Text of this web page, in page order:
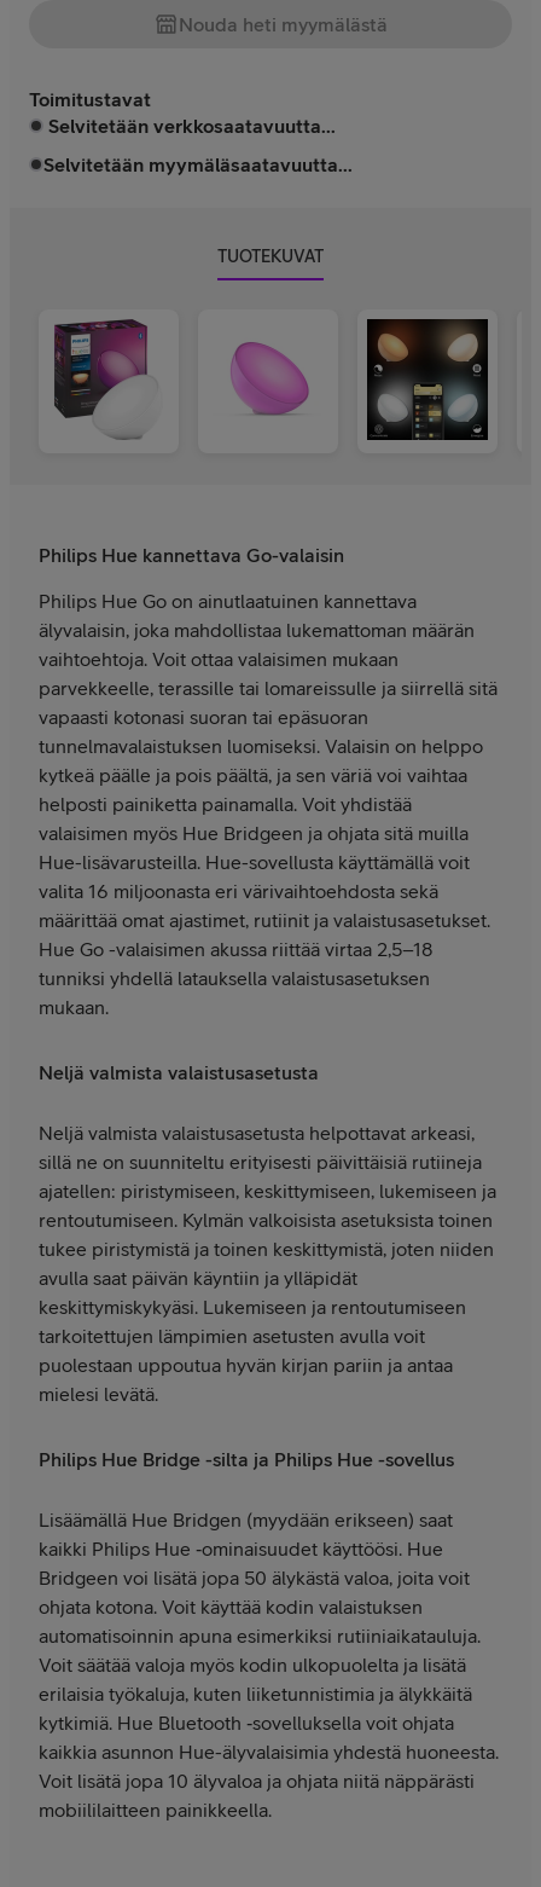
Nouda heti myymälästä
Toimitustavat
Selvitetään verkkosaatavuutta...
Selvitetään myymäläsaatavuutta...
TUOTEKUVAT
Philips Hue kannettava Go-valaisin
Philips Hue Go on ainutlaatuinen kannettava
älyvalaisin, joka mahdollistaa lukemattoman määrän
vaihtoehtoja. Voit ottaa valaisimen mukaan
parvekkeelle, terassille tai lomareissulle ja siirrellä sitä
vapaasti kotonasi suoran tai epäsuoran
tunnelmavalaistuksen luomiseksi. Valaisin on helppo
kytkeä päälle ja pois päältä, ja sen väriä voi vaihtaa
helposti painiketta painamalla. Voit yhdistää
valaisimen myös Hue Bridgeen ja ohjata sitä muilla
Hue-lisävarusteilla. Hue-sovellusta käyttämällä voit
valita 16 miljoonasta eri värivaihtoehdosta sekä
määrittää omat ajastimet, rutiinit ja valaistusasetukset.
Hue Go -valaisimen akussa riittää virtaa 2,5–18
tunniksi yhdellä latauksella valaistusasetuksen
mukaan.
Neljä valmista valaistusasetusta
Neljä valmista valaistusasetusta helpottavat arkeasi,
sillä ne on suunniteltu erityisesti päivittäisiä rutiineja
ajatellen: piristymiseen, keskittymiseen, lukemiseen ja
rentoutumiseen. Kylmän valkoisista asetuksista toinen
tukee piristymistä ja toinen keskittymistä, joten niiden
avulla saat päivän käyntiin ja ylläpidät
keskittymiskykyäsi. Lukemiseen ja rentoutumiseen
tarkoitettujen lämpimien asetusten avulla voit
puolestaan uppoutua hyvän kirjan pariin ja antaa
mielesi levätä.
Philips Hue Bridge -silta ja Philips Hue -sovellus
Lisäämällä Hue Bridgen (myydään erikseen) saat
kaikki Philips Hue ‑ominaisuudet käyttöösi. Hue
Bridgeen voi lisätä jopa 50 älykästä valoa, joita voit
ohjata kotona. Voit käyttää kodin valaistuksen
automatisoinnin apuna esimerkiksi rutiiniaikatauluja.
Voit säätää valoja myös kodin ulkopuolelta ja lisätä
erilaisia työkaluja, kuten liiketunnistimia ja älykkäitä
kytkimiä. Hue Bluetooth ‑sovelluksella voit ohjata
kaikkia asunnon Hue-älyvalaisimia yhdestä huoneesta.
Voit lisätä jopa 10 älyvaloa ja ohjata niitä näppärästi
mobiililaitteen painikkeella.